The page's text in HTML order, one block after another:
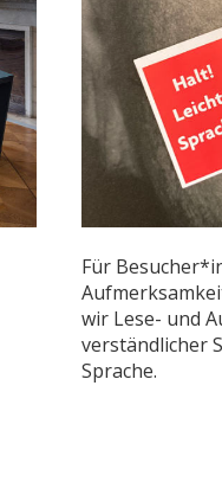
Für
wir Lese- und
verständlicher
Sprache.